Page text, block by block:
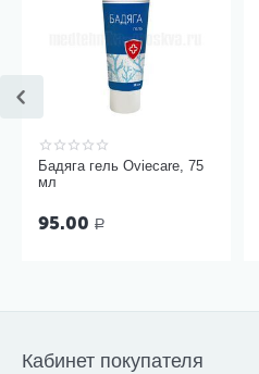
Бадяга гель Oviecare, 75
мл
95.00 Р
Кабинет покупателя